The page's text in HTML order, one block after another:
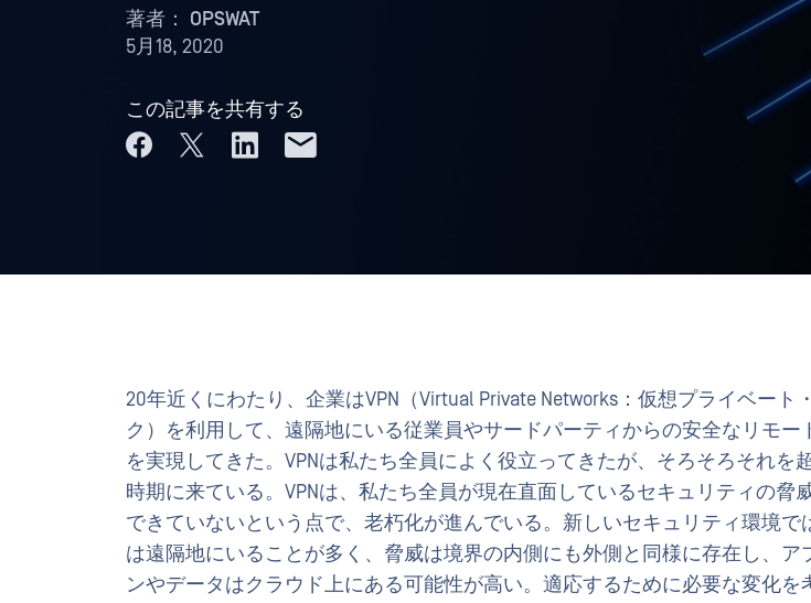
著者： OPSWAT
5月18, 2020
この記事を共有する
20年近くにわたり、企業はVPN（Virtual Private Networks：仮想プライベート
ク）を利用して、遠隔地にいる従業員やサードパーティからの安全なリモー
を実現してきた。VPNは私たち全員によく役立ってきたが、そろそろそれを
時期に来ている。VPNは、私たち全員が現在直面しているセキュリティの脅
できていないという点で、老朽化が進んでいる。新しいセキュリティ環境で
は遠隔地にいることが多く、脅威は境界の内側にも外側と同様に存在し、ア
ンやデータはクラウド上にある可能性が高い。適応するために必要な変化を